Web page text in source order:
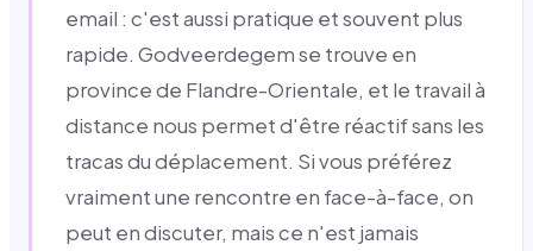
email : c'est aussi pratique et souvent plus
rapide. Godveerdegem se trouve en
province de Flandre-Orientale, et le travail à
distance nous permet d'être réactif sans les
tracas du déplacement. Si vous préférez
vraiment une rencontre en face-à-face, on
peut en discuter, mais ce n'est jamais